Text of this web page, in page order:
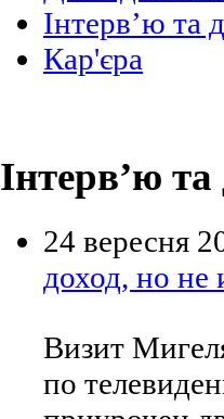
Інтерв’ю та
Кар'єра
Інтерв’ю
24 вересня
доход, но не
Визит
по